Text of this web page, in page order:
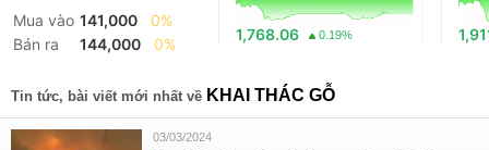
Mua vào 141,000
0%
Bán ra
144,000 0%
1,768.06 0.19%
Tin tức, bài viết mới nhất về KHAI THÁC GỖ
03/03/2024